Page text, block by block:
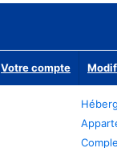
Votre compte